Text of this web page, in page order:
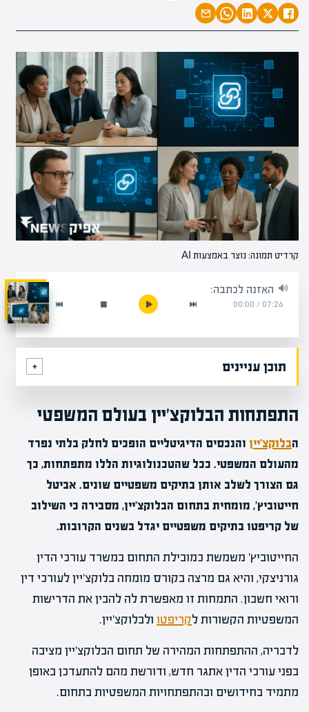
קרדיט תמונה: נוצר באמצעות AI
האזנה לכתבה:
07:26
/
00:00
תוכן עניינים
התפתחות הבלוקצ'יין בעולם המשפטי
הבלוקצ'יין והנכסים הדיגיטליים הופכים לחלק בלתי נפרד
מהעולם המשפטי. ככל שהטכנולוגיות הללו מתפתחות, כך
גם הצורך לשלב אותן בתיקים משפטיים שונים. אביטל
חייטוביץ', מומחית בתחום הבלוקצ'יין, מסבירה כי השילוב
של קריפטו בתיקים משפטיים יגדל בשנים הקרובות.
החייטוביץ' משמשת כמובילת התחום במשרד עורכי הדין
גורניצקי, והיא גם מרצה בקורס מומחה בלוקצ'יין לעורכי דין
ורואי חשבון. התמחות זו מאפשרת לה להבין את הדרישות
המשפטיות הקשורות לקריפטו ולבלוקצ'יין.
לדבריה, ההתפתחות המהירה של תחום הבלוקצ'יין מציבה
בפני עורכי הדין אתגר חדש, ודורשת מהם להתעדכן באופן
מתמיד בחידושים ובהתפתחויות המשפטיות בתחום.